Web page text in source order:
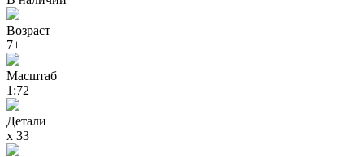
Возраст
7+
Масштаб
1:72
Детали
х 33